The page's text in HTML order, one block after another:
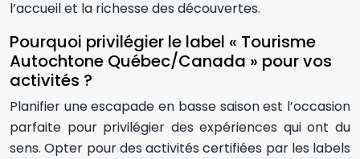
l’accueil et la richesse des découvertes.
Pourquoi privilégier le label « Tourisme
Autochtone Québec/Canada » pour vos
activités ?
Planifier une escapade en basse saison est l’occasion
parfaite pour privilégier des expériences qui ont du
sens. Opter pour des activités certifiées par les labels